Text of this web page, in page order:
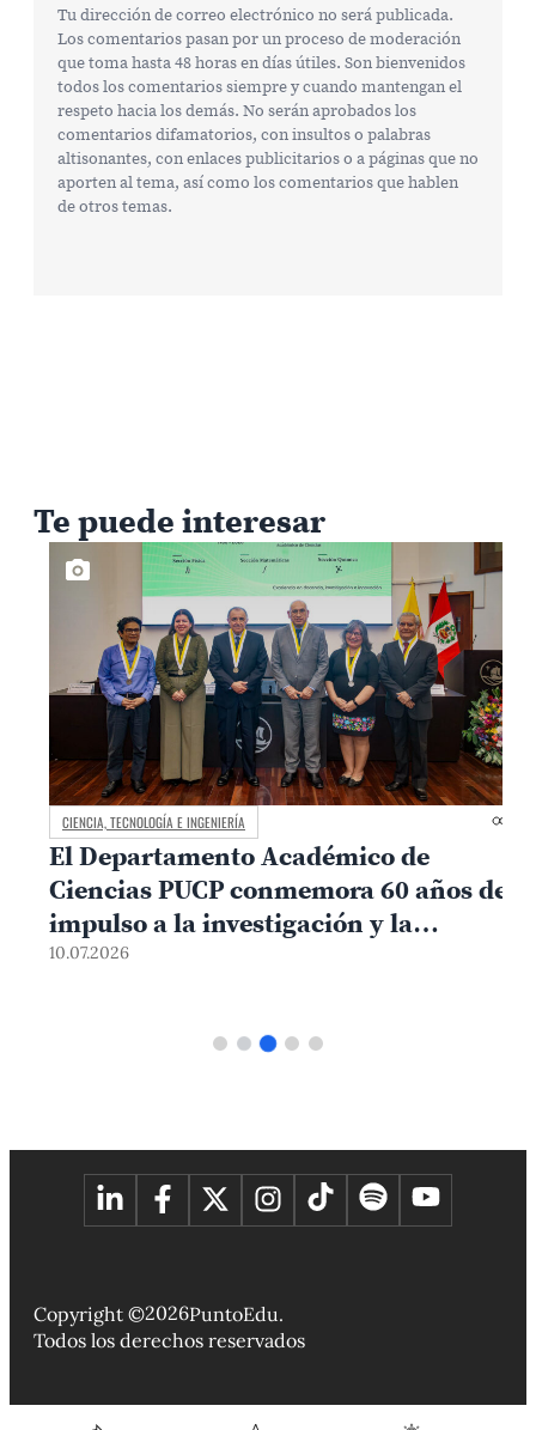
Tu dirección de correo electrónico no será publicada.
Los comentarios pasan por un proceso de moderación
que toma hasta 48 horas en días útiles. Son bienvenidos
todos los comentarios siempre y cuando mantengan el
respeto hacia los demás. No serán aprobados los
comentarios difamatorios, con insultos o palabras
altisonantes, con enlaces publicitarios o a páginas que no
aporten al tema, así como los comentarios que hablen
de otros temas.
Te puede interesar
CIENCIA, TECNOLOGÍA E INGENIERÍA
El Departamento Académico de
Ciencias PUCP conmemora 60 años de
impulso a la investigación y la
formación científica
10.07.2026
Copyright ©2026PuntoEdu.
Todos los derechos reservados